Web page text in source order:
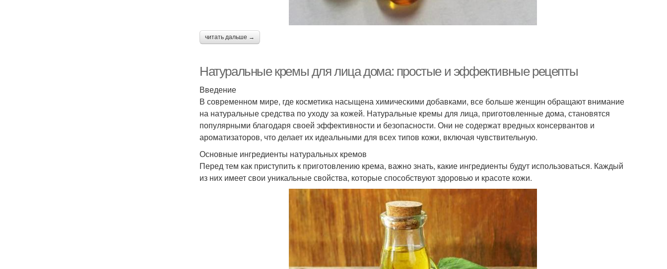
читать дальше →
Натуральные кремы для лица дома: простые и эффективные рецепты
Введение
В современном мире, где косметика насыщена химическими добавками, все больше женщин обращают внимание
на натуральные средства по уходу за кожей. Натуральные кремы для лица, приготовленные дома, становятся
популярными благодаря своей эффективности и безопасности. Они не содержат вредных консервантов и
ароматизаторов, что делает их идеальными для всех типов кожи, включая чувствительную.
Основные ингредиенты натуральных кремов
Перед тем как приступить к приготовлению крема, важно знать, какие ингредиенты будут использоваться. Каждый
из них имеет свои уникальные свойства, которые способствуют здоровью и красоте кожи.